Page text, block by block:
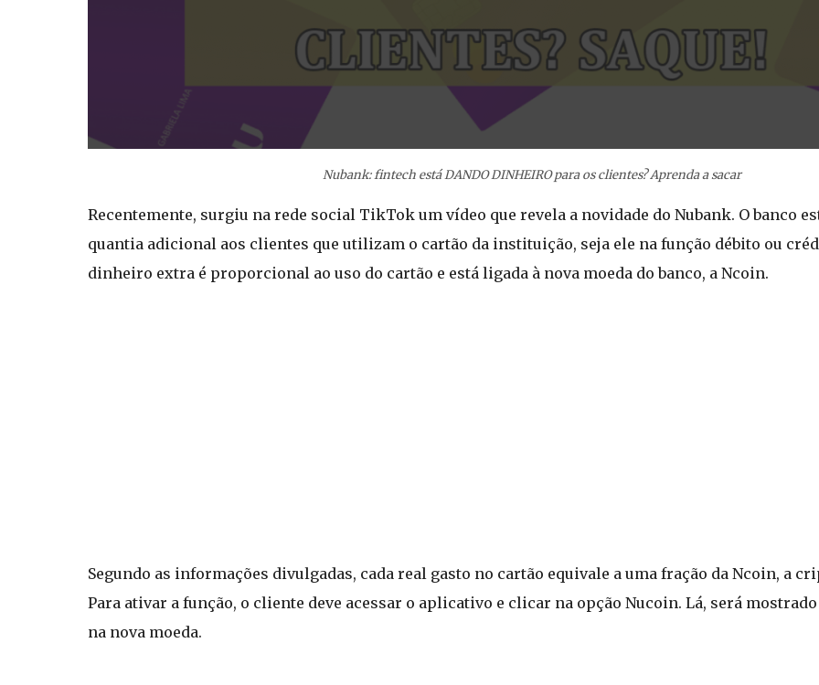
Nubank: fintech está DANDO DINHEIRO para os clientes? Aprenda a sacar
Recentemente, surgiu na rede social TikTok um vídeo que revela a novidade do Nubank. O banco
quantia adicional aos clientes que utilizam o cartão da instituição, seja ele na função débito ou
dinheiro extra é proporcional ao uso do cartão e está ligada à nova moeda do banco, a Ncoin.
Segundo as informações divulgadas, cada real gasto no cartão equivale a uma fração da Ncoin, a
Para ativar a função, o cliente deve acessar o aplicativo e clicar na opção Nucoin. Lá, será
na nova moeda.